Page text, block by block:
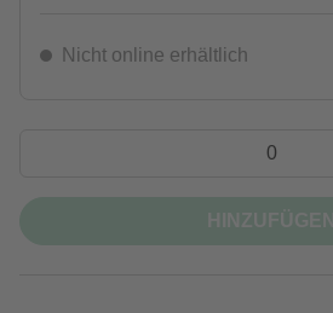
Nicht online erhältlich